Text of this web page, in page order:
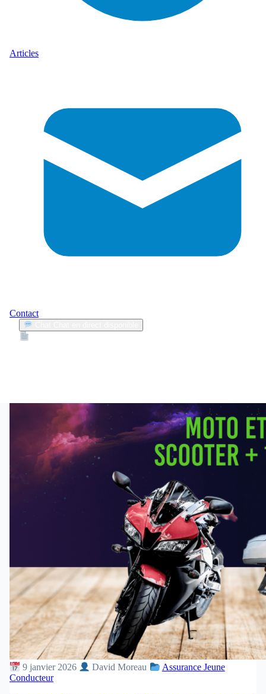
Articles
Contact
9 janvier 2026 David Moreau
Assurance Jeune
Conducteur